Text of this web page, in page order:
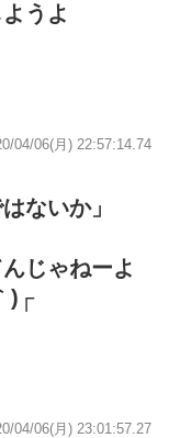
うよ
04/06(月) 22:57:14.74
ないか」
じゃねーよ
)┌
04/06(月) 23:01:57.27